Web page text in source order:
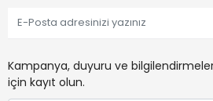
Kampanya, duyuru ve
için kayıt olun.